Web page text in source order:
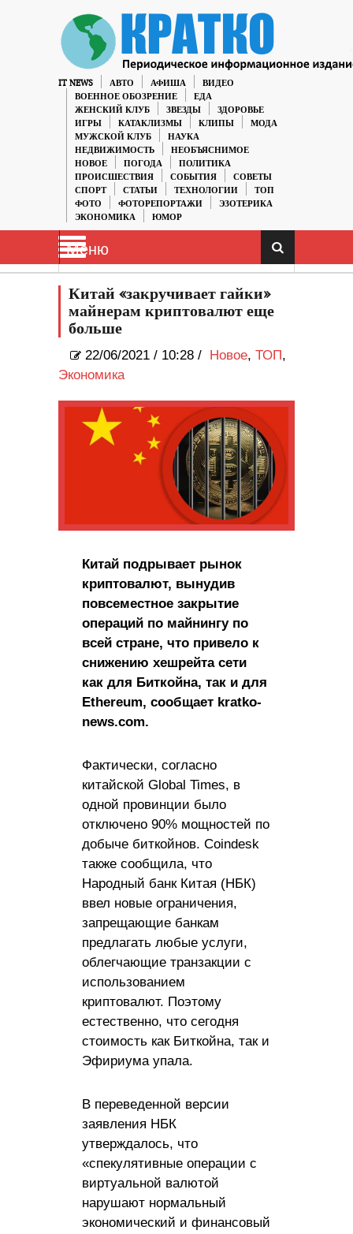
IT NEWS АВТО АФИША
ВИДЕО
ВОЕННОЕ ОБОЗРЕНИЕ
ЕДА
ЖЕНСКИЙ КЛУБ
ЗВЕЗДЫ
ЗДОРОВЬЕ
ИГРЫ
КАТАКЛИЗМЫ КЛИПЫ
МОДА
МУЖСКОЙ КЛУБ
НАУКА
НЕДВИЖИМОСТЬ
НЕОБЪЯСНИМОЕ
НОВОЕ
ПОГОДА
ПОЛИТИКА
ПРОИСШЕСТВИЯ
СОБЫТИЯ
СОВЕТЫ
СПОРТ
СТАТЬИ ТЕХНОЛОГИИ
ТОП
ФОТО
ФОТОРЕПОРТАЖИ
ЭЗОТЕРИКА
ЭКОНОМИКА
ЮМОР
Меню
Китай «закручивает гайки»
майнерам криптовалют еще
больше
22/06/2021 / 10:28 / Новое, ТОП,
Экономика
Китай подрывает рынок
криптовалют, вынудив
повсеместное закрытие
операций по майнингу по
всей стране, что привело к
снижению хешрейта сети
как для Биткойна, так и для
Ethereum, сообщает kratko-
news.com.
Фактически, согласно
китайской Global Times, в
одной провинции было
отключено 90% мощностей по
добыче биткойнов. Coindesk
также сообщила, что
Народный банк Китая (НБК)
ввел новые ограничения,
запрещающие банкам
предлагать любые услуги,
облегчающие транзакции с
использованием
криптовалют. Поэтому
естественно, что сегодня
стоимость как Биткойна, так и
Эфириума упала.
В переведенной версии
заявления НБК
утверждалось, что
«спекулятивные операции с
виртуальной валютой
нарушают нормальный
экономический и финансовый